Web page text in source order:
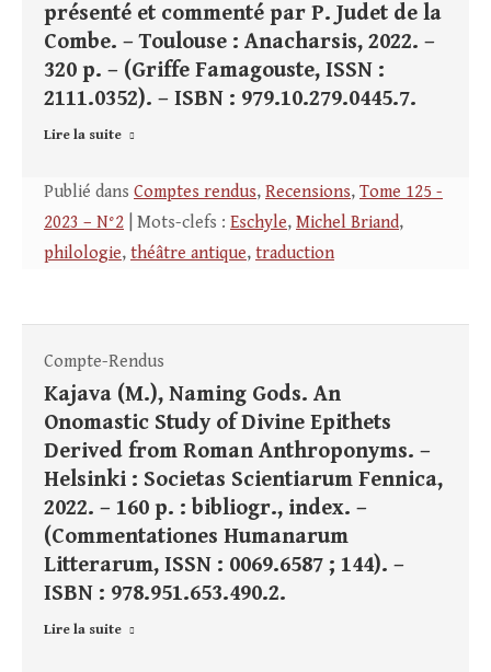
présenté et commenté par P. Judet de la
Combe. – Toulouse : Anacharsis, 2022. –
320 p. – (Griffe Famagouste, ISSN :
2111.0352). – ISBN : 979.10.279.0445.7.
Lire la suite
Publié dans Comptes rendus, Recensions, Tome 125 -
2023 – N°2 | Mots-clefs : Eschyle, Michel Briand,
philologie, théâtre antique, traduction
Compte-Rendus
Kajava (M.), Naming Gods. An
Onomastic Study of Divine Epithets
Derived from Roman Anthroponyms. –
Helsinki : Societas Scientiarum Fennica,
2022. – 160 p. : bibliogr., index. –
(Commentationes Humanarum
Litterarum, ISSN : 0069.6587 ; 144). –
ISBN : 978.951.653.490.2.
Lire la suite